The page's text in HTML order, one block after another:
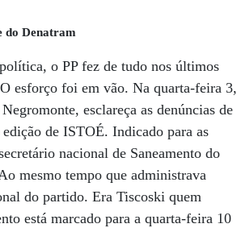
do Denatram
o PP fez de tudo nos últimos
esforço foi em vão. Na quarta-feira 3,
esclareça as denúncias de
de ISTOÉ. Indicado para as
nacional de Saneamento do
mesmo tempo que administrava
do partido. Era Tiscoski quem
está marcado para a quarta-feira 10